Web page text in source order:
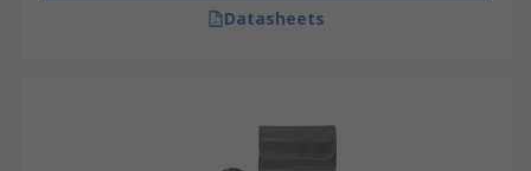
Datasheets